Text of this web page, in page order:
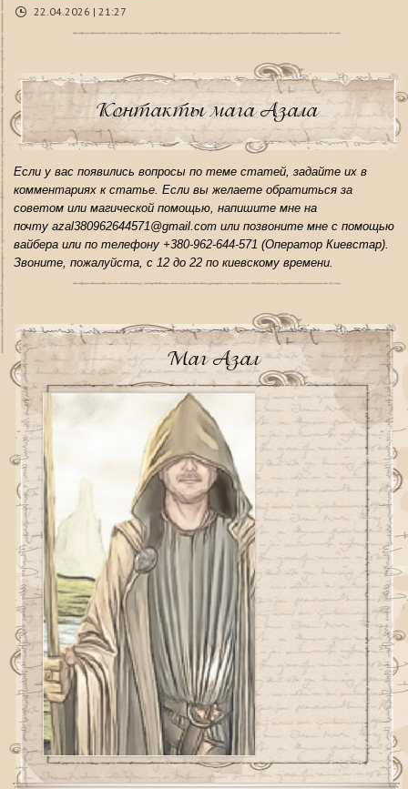
22.04.2026 | 21:27
Контакты мага Азала
Если у вас появились вопросы по теме статей, задайте их в
комментариях к статье. Если вы желаете обратиться за
советом или магической помощью, напишите мне на
почту azal380962644571@gmail.com или позвоните мне с помощью
вайбера или по телефону +380-962-644-571 (Оператор Киевстар).
Звоните, пожалуйста, с 12 до 22 по киевскому времени.
Маг Азал